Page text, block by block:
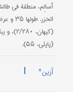
أَسالِم، منطقة في
(پاپلي، ۵۵).
أزین* |